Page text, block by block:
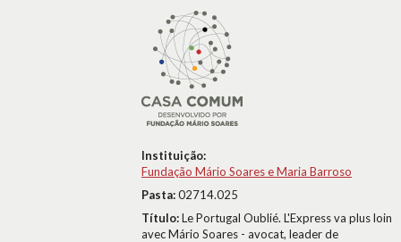
Instituição:
Fundação Mário Soares e Maria Barroso
Pasta:02714.025
Título:Le Portugal Oublié. L'Express va plus loin
avec Mário Soares - avocat, leader de